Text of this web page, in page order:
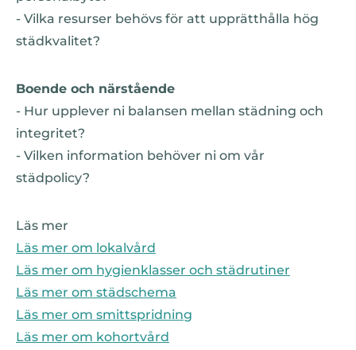
- Vilka resurser behövs för att upprätthålla hög
städkvalitet?
Boende och närstående
- Hur upplever ni balansen mellan städning och
integritet?
- Vilken information behöver ni om vår
städpolicy?
Läs mer
Läs mer om lokalvård
Läs mer om hygienklasser och städrutiner
Läs mer om städschema
Läs mer om smittspridning
Läs mer om kohortvård